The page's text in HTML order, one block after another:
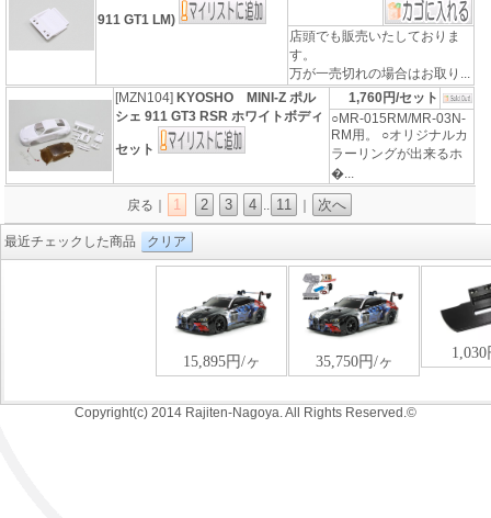
911 GT1 LM)
店頭でも販売いたしておりま
す。
万が一売切れの場合はお取り...
[MZN104] KYOSHO MINI-Z ポル
シェ 911 GT3 RSR ホワイトボディ
セット
1,760円/セット
○MR-015RM/MR-03N-
RM用。 ○オリジナルカ
ラーリングが出来るホ
�...
戻る｜ 1 2 3 4 .. 11 次へ
最近チェックした商品 クリア
Copyright(c) 2014 Rajiten-Nagoya. All Rights Reserved.©